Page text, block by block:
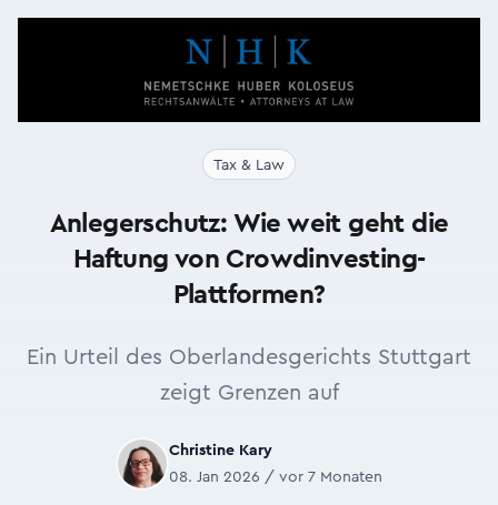
Tax & Law
Anlegerschutz: Wie weit geht die
Haftung von Crowdinvesting-
Plattformen?
Ein Urteil des Oberlandesgerichts Stuttgart
zeigt Grenzen auf
Christine Kary
08. Jan 2026 / vor 7 Monaten